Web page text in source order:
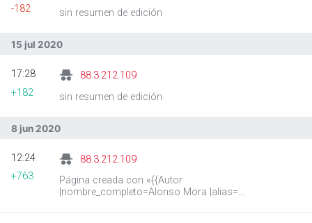
sin resumen de edición
-182
15 jul 2020
88.3.212.109
sin resumen de edición
17:28
+182
8 jun 2020
88.3.212.109
Página creada con «{{Autor
|nombre_completo=Alonso Mora |alias=
12:24
+763